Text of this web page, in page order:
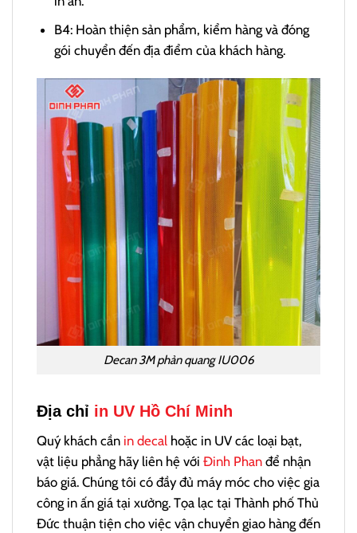
B4: Hoàn thiện sản phẩm, kiểm hàng và đóng
gói chuyển đến địa điểm của khách hàng.
Decan 3M phản quang IU006
Địa chỉ in UV Hồ Chí Minh
Quý khách cần in decal hoặc in UV các loại bạt,
vật liệu phẳng hãy liên hệ với Đinh Phan để nhận
báo giá. Chúng tôi có đầy đủ máy móc cho việc gia
công in ấn giá tại xưởng. Tọa lạc tại Thành phố Thủ
Đức thuận tiện cho việc vận chuyển giao hàng đến